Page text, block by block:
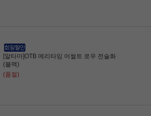
[알타마]OTB 메리타임 어썰트 로우 전술화
(블랙)
(품절)